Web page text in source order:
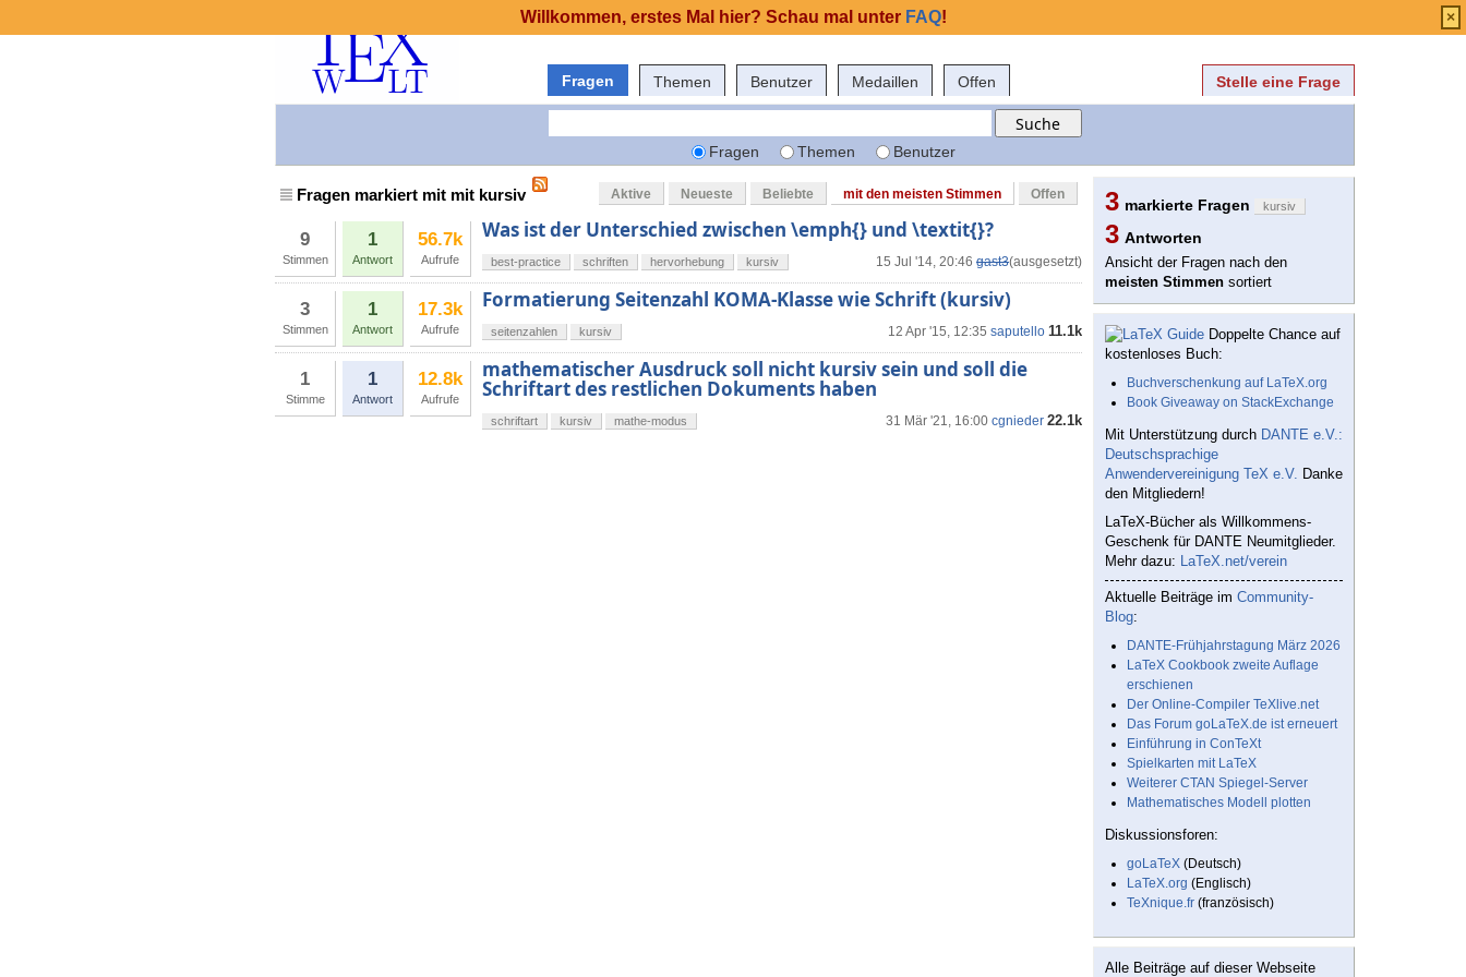
Fragen Themen Benutzer Medaillen Offen Stelle eine Frage
Fragen Themen Benutzer
Fragen markiert mit mit kursiv Aktive Neueste Beliebte mit den meisten Stimmen Offen
9
Stimmen
1
Antwort
56.7k
Aufrufe
Was ist der Unterschied zwischen \emph{} und \textit{}?
15 Jul '14, 20:46 gast3(ausgesetzt)
best-practice schriften hervorhebung kursiv
3
Stimmen
1
Antwort
17.3k
Aufrufe
Formatierung Seitenzahl KOMA-Klasse wie Schrift (kursiv)
12 Apr '15, 12:35 saputello 11.1k
seitenzahlen kursiv
1
Stimme
1
Antwort
12.8k
Aufrufe
mathematischer Ausdruck soll nicht kursiv sein und soll die
Schriftart des restlichen Dokuments haben
31 Mär '21, 16:00 cgnieder 22.1k
schriftart kursiv mathe-modus
3 markierte Fragen kursiv
3 Antworten
Ansicht der Fragen nach den
meisten Stimmen sortiert
Doppelte Chance auf
kostenloses Buch:
Buchverschenkung auf LaTeX.org
Book Giveaway on StackExchange
Mit Unterstützung durch DANTE e.V.:
Deutschsprachige
Anwendervereinigung TeX e.V. Danke
den Mitgliedern!
LaTeX-Bücher als Willkommens-
Geschenk für DANTE Neumitglieder.
Mehr dazu: LaTeX.net/verein
Aktuelle Beiträge im Community-
Blog:
DANTE-Frühjahrstagung März 2026
LaTeX Cookbook zweite Auflage
erschienen
Der Online-Compiler TeXlive.net
Das Forum goLaTeX.de ist erneuert
Einführung in ConTeXt
Spielkarten mit LaTeX
Weiterer CTAN Spiegel-Server
Mathematisches Modell plotten
Diskussionsforen:
goLaTeX (Deutsch)
LaTeX.org (Englisch)
TeXnique.fr (französisch)
Alle Beiträge auf dieser Webseite
Willkommen, erstes Mal hier? Schau mal unter FAQ! ×